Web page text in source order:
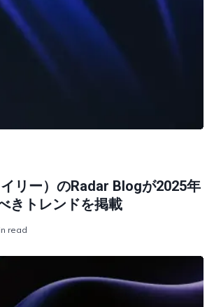
イリー）のRadar Blogが2025年
きトレンドを掲載
read